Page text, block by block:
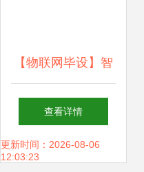
【物联网毕设】智
能窗帘用户手册
STM32 + App +
查看详情
更新时间：2026-08-06
12:03:23